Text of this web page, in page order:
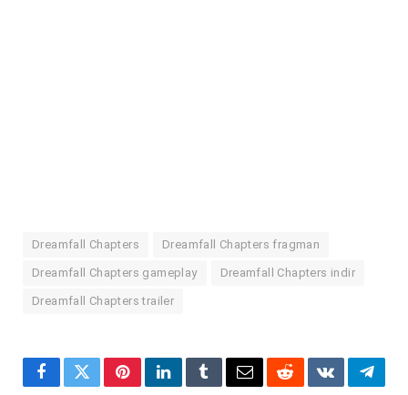
Dreamfall Chapters Dreamfall Chapters fragman
Dreamfall Chapters gameplay Dreamfall Chapters indir
Dreamfall Chapters trailer
FacebookTwitterPinterestLinkedInTumblrEmailRedditVKontakte